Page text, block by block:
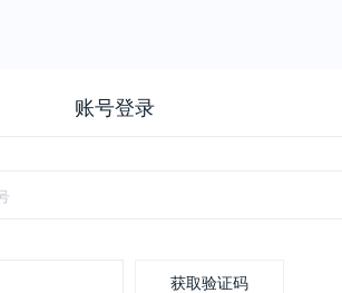
账号登录
获取验证码